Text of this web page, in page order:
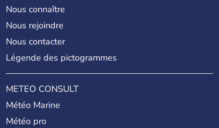
Nous connaître
Nous rejoindre
Nous contacter
Légende des pictogrammes
METEO CONSULT
Météo Marine
Météo pro